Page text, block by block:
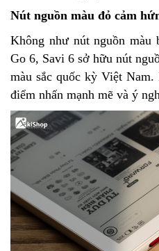
Nút nguồn màu đỏ cảm
Không như nút nguồn màu
Go 6, Savi 6 sở hữu nút
màu sắc quốc kỳ Việt
điểm nhấn mạnh mẽ và ý